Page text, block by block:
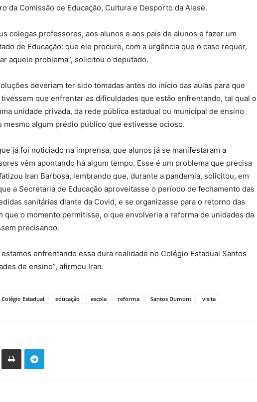
da Comissão de Educação, Cultura e Desporto da Alese.
colegas professores, aos alunos e aos pais de alunos e fazer um
de Educação: que ele procure, com a urgência que o caso requer,
aquele problema”, solicitou o deputado.
deveriam ter sido tomadas antes do início das aulas para que
que enfrentar as dificuldades que estão enfrentando, tal qual o
unidade privada, da rede pública estadual ou municipal de ensino
mesmo algum prédio público que estivesse ocioso.
já foi noticiado na imprensa, que alunos já se manifestaram a
vêm apontando há algum tempo. Esse é um problema que precisa
Iran Barbosa, lembrando que, durante a pandemia, solicitou, em
a Secretaria de Educação aproveitasse o período de fechamento das
sanitárias diante da Covid, e se organizasse para o retorno das
que o momento permitisse, o que envolveria a reforma de unidades da
precisando.
enfrentando essa dura realidade no Colégio Estadual Santos
de ensino”, afirmou Iran.
Colégio Estadual educação escola reforma Santos Dumont visita